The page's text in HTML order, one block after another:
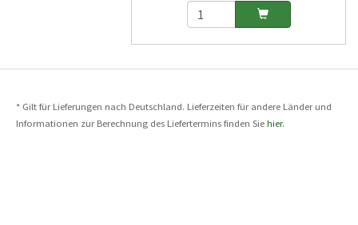
* Gilt für Lieferungen nach Deutschland. Lieferzeiten für andere Länder und
Informationen zur Berechnung des Liefertermins finden Siehier.